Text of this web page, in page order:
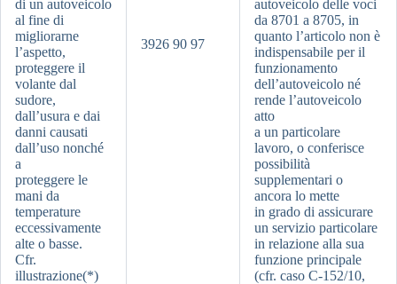
di un autoveicolo
al fine di
migliorarne
l’aspetto,
proteggere il
volante dal
sudore,
dall’usura e dai
danni causati
dall’uso nonché
a
proteggere le
mani da
temperature
eccessivamente
alte o basse.
Cfr.
illustrazione(*)
3926 90 97
autoveicolo delle voci
da 8701 a 8705, in
quanto l’articolo non è
indispensabile per il
funzionamento
dell’autoveicolo né
rende l’autoveicolo
atto
a un particolare
lavoro, o conferisce
possibilità
supplementari o
ancora lo mette
in grado di assicurare
un servizio particolare
in relazione alla sua
funzione principale
(cfr. caso C-152/10,